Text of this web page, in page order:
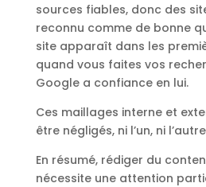
sources fiables, donc des
reconnu comme de bonne
site apparaît dans les
quand vous faites vos
Google a confiance en lui.
Ces maillages interne et
être négligés, ni l’un, ni
En résumé, rédiger du
nécessite une attention